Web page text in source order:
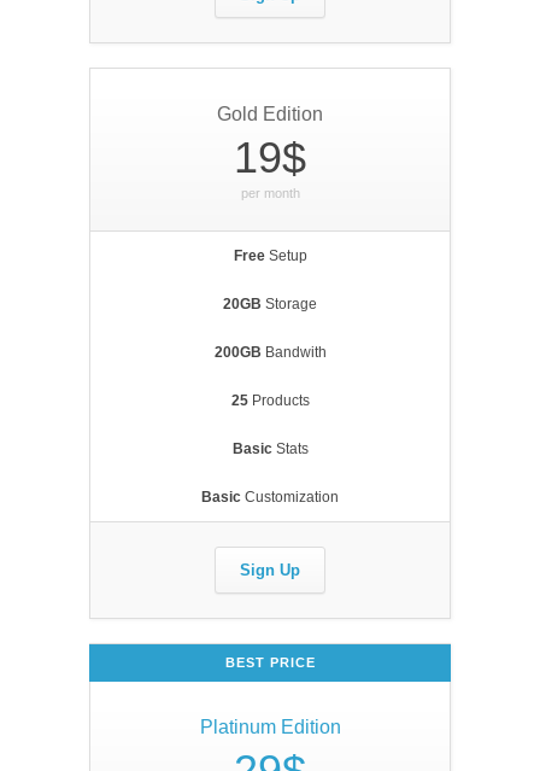
Gold Edition
19$
per month
FreeSetup
20GB Storage
200GB Bandwith
25Products
BasicStats
Basic Customization
Sign Up
BEST PRICE
Platinum Edition